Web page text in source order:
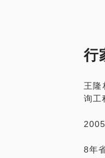
行
王隆
询工
8年